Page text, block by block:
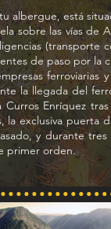
albergue, está
sobre las vías
(transporte
de paso por la
la llegada del
Enríquez
la exclusiva puerta
y durante
primer orden.